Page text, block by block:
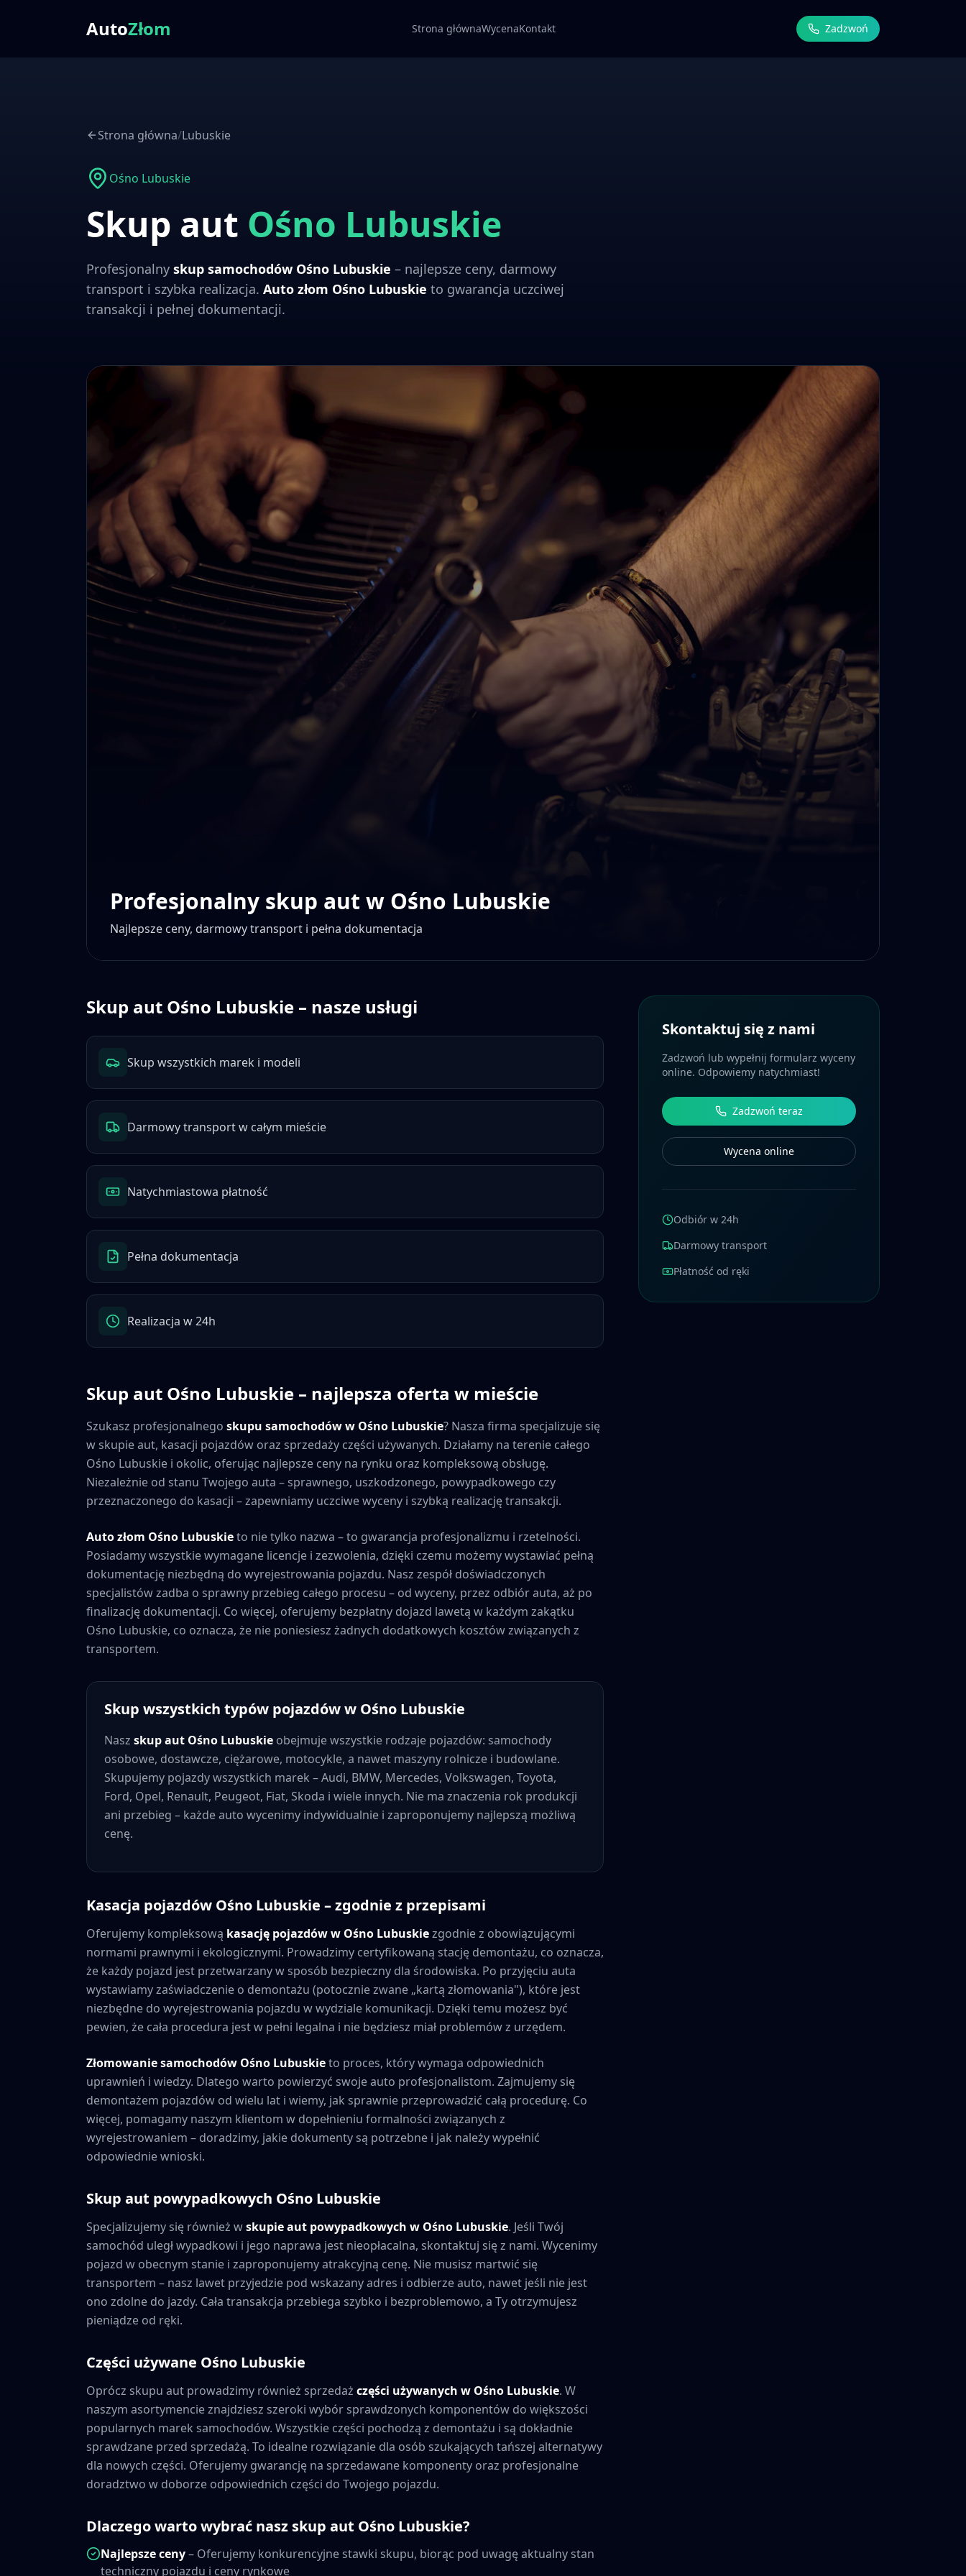
AutoZłom Strona głównaWycenaKontakt Zadzwoń
Strona główna/Lubuskie
Ośno Lubuskie
Skup aut Ośno Lubuskie
Profesjonalny skup samochodów Ośno Lubuskie – najlepsze ceny, darmowy
transport i szybka realizacja. Auto złom Ośno Lubuskie to gwarancja uczciwej
transakcji i pełnej dokumentacji.
Profesjonalny skup aut w Ośno Lubuskie
Najlepsze ceny, darmowy transport i pełna dokumentacja
Skup aut Ośno Lubuskie – nasze usługi
Skup wszystkich marek i modeli
Darmowy transport w całym mieście
Natychmiastowa płatność
Pełna dokumentacja
Realizacja w 24h
Skup aut Ośno Lubuskie – najlepsza oferta w mieście
Szukasz profesjonalnego skupu samochodów w Ośno Lubuskie? Nasza firma specjalizuje się
w skupie aut, kasacji pojazdów oraz sprzedaży części używanych. Działamy na terenie całego
Ośno Lubuskie i okolic, oferując najlepsze ceny na rynku oraz kompleksową obsługę.
Niezależnie od stanu Twojego auta – sprawnego, uszkodzonego, powypadkowego czy
przeznaczonego do kasacji – zapewniamy uczciwe wyceny i szybką realizację transakcji.
Auto złom Ośno Lubuskieto nie tylko nazwa – to gwarancja profesjonalizmu i rzetelności.
Posiadamy wszystkie wymagane licencje i zezwolenia, dzięki czemu możemy wystawiać pełną
dokumentację niezbędną do wyrejestrowania pojazdu. Nasz zespół doświadczonych
specjalistów zadba o sprawny przebieg całego procesu – od wyceny, przez odbiór auta, aż po
finalizację dokumentacji. Co więcej, oferujemy bezpłatny dojazd lawetą w każdym zakątku
Ośno Lubuskie, co oznacza, że nie poniesiesz żadnych dodatkowych kosztów związanych z
transportem.
Skup wszystkich typów pojazdów w Ośno Lubuskie
Nasz skup aut Ośno Lubuskie obejmuje wszystkie rodzaje pojazdów: samochody
osobowe, dostawcze, ciężarowe, motocykle, a nawet maszyny rolnicze i budowlane.
Skupujemy pojazdy wszystkich marek – Audi, BMW, Mercedes, Volkswagen, Toyota,
Ford, Opel, Renault, Peugeot, Fiat, Skoda i wiele innych. Nie ma znaczenia rok produkcji
ani przebieg – każde auto wycenimy indywidualnie i zaproponujemy najlepszą możliwą
cenę.
Kasacja pojazdów Ośno Lubuskie – zgodnie z przepisami
Oferujemy kompleksową kasację pojazdów w Ośno Lubuskiezgodnie z obowiązującymi
normami prawnymi i ekologicznymi. Prowadzimy certyfikowaną stację demontażu, co oznacza,
że każdy pojazd jest przetwarzany w sposób bezpieczny dla środowiska. Po przyjęciu auta
wystawiamy zaświadczenie o demontażu (potocznie zwane „kartą złomowania"), które jest
niezbędne do wyrejestrowania pojazdu w wydziale komunikacji. Dzięki temu możesz być
pewien, że cała procedura jest w pełni legalna i nie będziesz miał problemów z urzędem.
Złomowanie samochodów Ośno Lubuskieto proces, który wymaga odpowiednich
uprawnień i wiedzy. Dlatego warto powierzyć swoje auto profesjonalistom. Zajmujemy się
demontażem pojazdów od wielu lat i wiemy, jak sprawnie przeprowadzić całą procedurę. Co
więcej, pomagamy naszym klientom w dopełnieniu formalności związanych z
wyrejestrowaniem – doradzimy, jakie dokumenty są potrzebne i jak należy wypełnić
odpowiednie wnioski.
Skup aut powypadkowych Ośno Lubuskie
Specjalizujemy się również wskupie aut powypadkowych w Ośno Lubuskie. Jeśli Twój
samochód uległ wypadkowi i jego naprawa jest nieopłacalna, skontaktuj się z nami. Wycenimy
pojazd w obecnym stanie i zaproponujemy atrakcyjną cenę. Nie musisz martwić się
transportem – nasz lawet przyjedzie pod wskazany adres i odbierze auto, nawet jeśli nie jest
ono zdolne do jazdy. Cała transakcja przebiega szybko i bezproblemowo, a Ty otrzymujesz
pieniądze od ręki.
Części używane Ośno Lubuskie
Oprócz skupu aut prowadzimy również sprzedaż części używanych w Ośno Lubuskie. W
naszym asortymencie znajdziesz szeroki wybór sprawdzonych komponentów do większości
popularnych marek samochodów. Wszystkie części pochodzą z demontażu i są dokładnie
sprawdzane przed sprzedażą. To idealne rozwiązanie dla osób szukających tańszej alternatywy
dla nowych części. Oferujemy gwarancję na sprzedawane komponenty oraz profesjonalne
doradztwo w doborze odpowiednich części do Twojego pojazdu.
Dlaczego warto wybrać nasz skup aut Ośno Lubuskie?
Najlepsze ceny– Oferujemy konkurencyjne stawki skupu, biorąc pod uwagę aktualny stan
techniczny pojazdu i ceny rynkowe
Skontaktuj się z nami
Zadzwoń lub wypełnij formularz wyceny
online. Odpowiemy natychmiast!
Zadzwoń teraz
Wycena online
Odbiór w 24h
Darmowy transport
Płatność od ręki